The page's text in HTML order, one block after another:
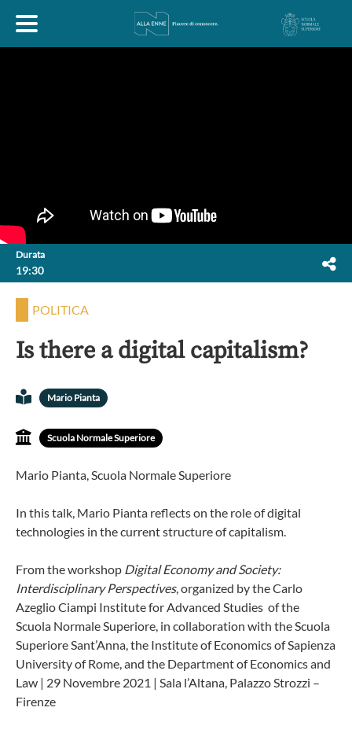
LETTERATURA
POLITICA
Durata
19:30
POLITICA
Is there a digital capitalism?
Mario Pianta
Scuola Normale Superiore
Mario Pianta, Scuola Normale Superiore
In this talk, Mario Pianta reflects on the role of digital
technologies in the current structure of capitalism.
From the workshop Digital Economy and Society:
Interdisciplinary Perspectives, organized by the Carlo
Azeglio Ciampi Institute for Advanced Studies of the
Scuola Normale Superiore, in collaboration with the Scuola
Superiore Sant’Anna, the Institute of Economics of Sapienza
University of Rome, and the Department of Economics and
Law | 29 Novembre 2021 | Sala l’Altana, Palazzo Strozzi –
Firenze